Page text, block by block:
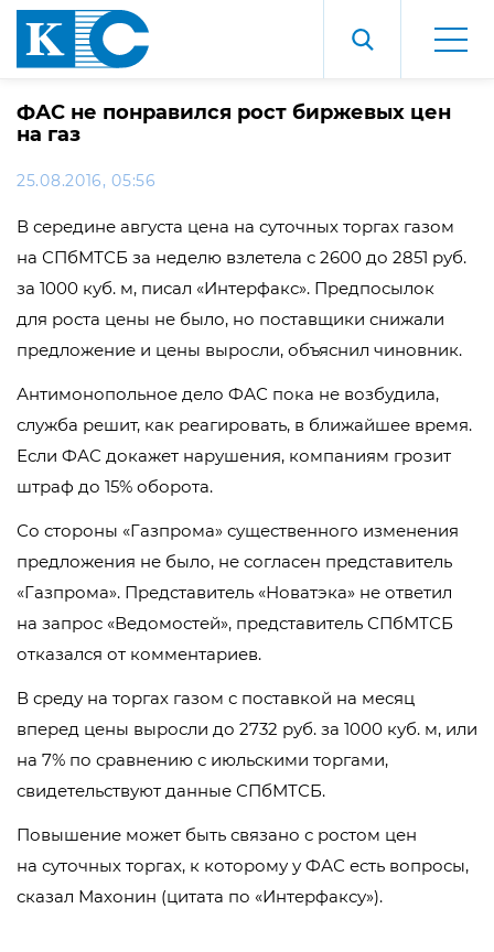
ФАС не понравился рост биржевых цен
на газ
25.08.2016, 05:56
В середине августа цена на суточных торгах газом
на СПбМТСБ за неделю взлетела с 2600 до 2851 руб.
за 1000 куб. м, писал «Интерфакс». Предпосылок
для роста цены не было, но поставщики снижали
предложение и цены выросли, объяснил чиновник.
Антимонопольное дело ФАС пока не возбудила,
служба решит, как реагировать, в ближайшее время.
Если ФАС докажет нарушения, компаниям грозит
штраф до 15% оборота.
Со стороны «Газпрома» существенного изменения
предложения не было, не согласен представитель
«Газпрома». Представитель «Новатэка» не ответил
на запрос «Ведомостей», представитель СПбМТСБ
отказался от комментариев.
В среду на торгах газом с поставкой на месяц
вперед цены выросли до 2732 руб. за 1000 куб. м, или
на 7% по сравнению с июльскими торгами,
свидетельствуют данные СПбМТСБ.
Повышение может быть связано с ростом цен
на суточных торгах, к которому у ФАС есть вопросы,
сказал Махонин (цитата по «Интерфаксу»).